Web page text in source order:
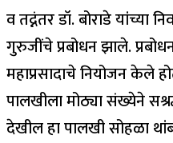
व तद्नंतर डॉ. बोराडे यांच्या
गुरुजींचे प्रबोधन झाले.
महाप्रसादाचे नियोजन केले
पालखीला मोठ्या संख्येने
देखील हा पालखी सोहळा